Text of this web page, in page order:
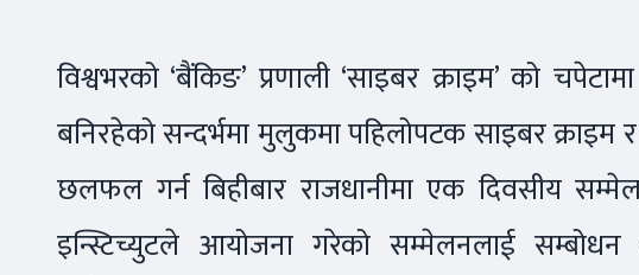
विश्वभरको ‘बैंकिङ’ प्रणाली ‘साइबर क्राइम’ को
बनिरहेको सन्दर्भमा मुलुकमा पहिलोपटक साइबर क्राइम
छलफल गर्न बिहीबार राजधानीमा एक दिवसीय
इन्स्टिच्युटले आयोजना गरेको सम्मेलनलाई सम्बोधन